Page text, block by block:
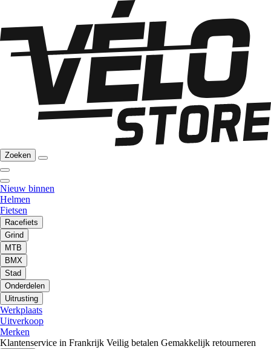
Zoeken
Nieuw binnen
Helmen
Fietsen
Racefiets
Grind
MTB
BMX
Stad
Onderdelen
Uitrusting
Werkplaats
Uitverkoop
Merken
Klantenservice in Frankrijk Veilig betalen Gemakkelijk retourneren